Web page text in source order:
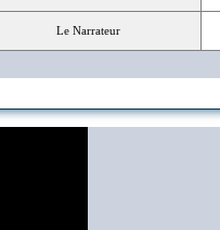
Le Narrateur